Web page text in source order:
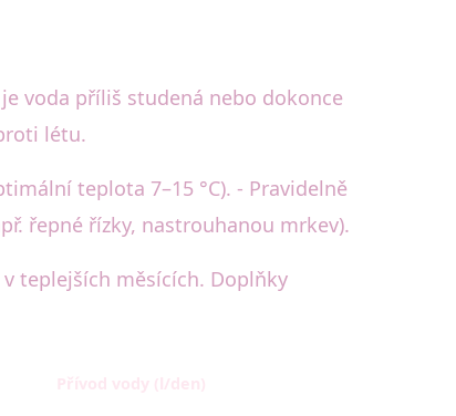
voda příliš studená nebo dokonce
létu.
teplota 7–15 °C). - Pravidelně
řepné řízky, nastrouhanou mrkev).
teplejších měsících. Doplňky